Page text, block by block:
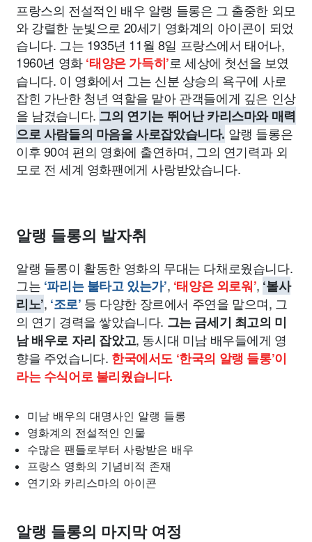
프랑스의 전설적인 배우 알랭 들롱은 그 출중한 외모
와 강렬한 눈빛으로 20세기 영화계의 아이콘이 되었
습니다. 그는 1935년 11월 8일 프랑스에서 태어나,
1960년 영화‘태양은 가득히’로 세상에 첫선을 보였
습니다. 이 영화에서 그는 신분 상승의 욕구에 사로
잡힌 가난한 청년 역할을 맡아 관객들에게 깊은 인상
을 남겼습니다. 그의 연기는 뛰어난 카리스마와 매력
으로 사람들의 마음을 사로잡았습니다. 알랭 들롱은
이후 90여 편의 영화에 출연하며, 그의 연기력과 외
모로 전 세계 영화팬에게 사랑받았습니다.
알랭 들롱의 발자취
알랭 들롱이 활동한 영화의 무대는 다채로웠습니다.
그는 ‘파리는 불타고 있는가’, ‘태양은 외로워’, ‘볼사
리노’, ‘조로’ 등 다양한 장르에서 주연을 맡으며, 그
의 연기 경력을 쌓았습니다. 그는 금세기 최고의 미
남 배우로 자리 잡았고, 동시대 미남 배우들에게 영
향을 주었습니다. 한국에서도 ‘한국의 알랭 들롱’이
라는 수식어로 불리웠습니다.
미남 배우의 대명사인 알랭 들롱
영화계의 전설적인 인물
수많은 팬들로부터 사랑받은 배우
프랑스 영화의 기념비적 존재
연기와 카리스마의 아이콘
알랭 들롱의 마지막 여정